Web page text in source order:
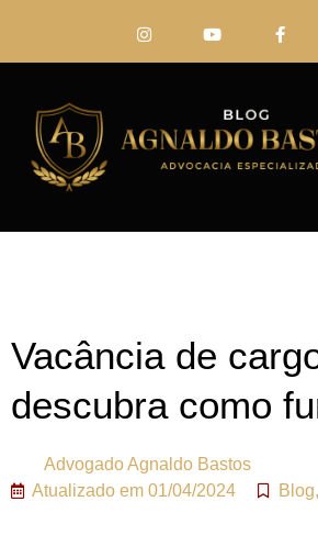
Vacância de
descubra como
AdvogadoAgnaldo Bastos
Atualizado em 01/04/2024 Blog,